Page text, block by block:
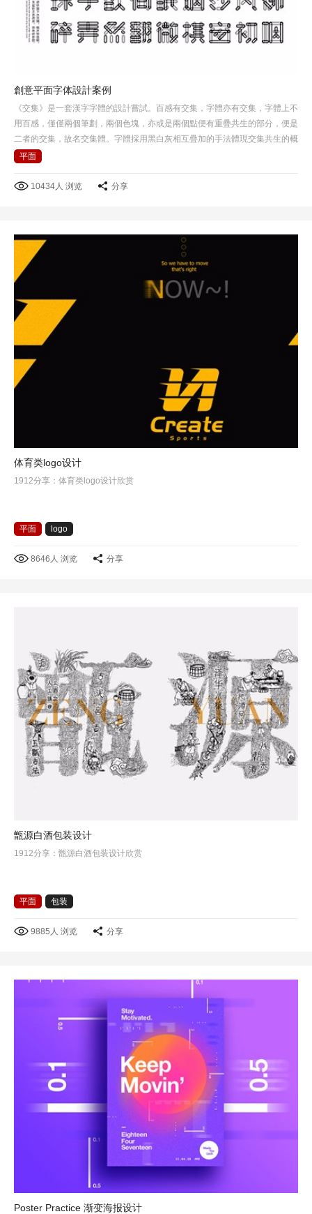
創意平面字体設計案例
《交集》是一套漢字字體的設計嘗試。百感有交集，字體亦有交集，字體上不
用百感，僅僅兩個筆劃，兩個色塊，亦或是兩個點便有重疊共生的部分，便是
二者的交集，故名交集體。字體採用黑白灰相互疊加的手法體現交集共生的概
念，在黑白灰背景下所呈現感覺也不一樣。
平面
10434人 浏览 分享
体育类logo设计
1912分享：体育类logo设计欣赏
平面 logo
8646人 浏览 分享
甑源白酒包装设计
1912分享：甑源白酒包装设计欣赏
平面 包装
9885人 浏览 分享
Poster Practice 渐变海报设计